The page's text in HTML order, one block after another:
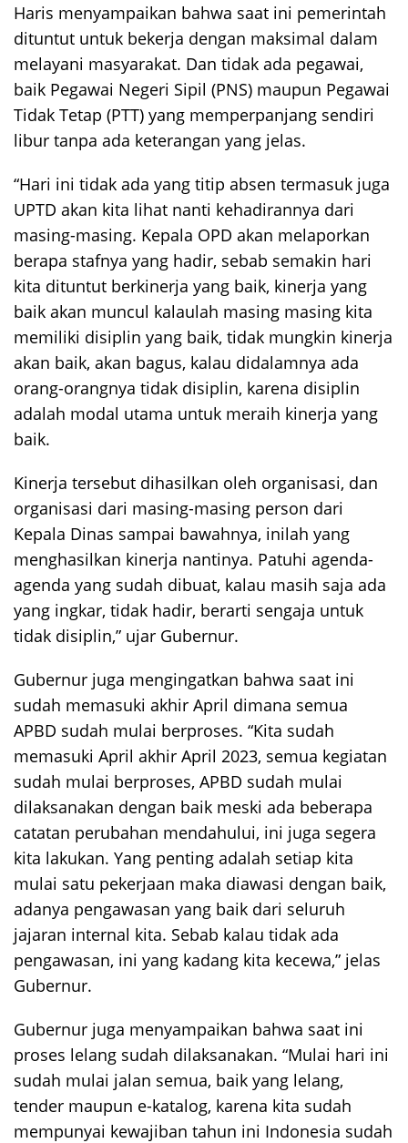
Haris menyampaikan bahwa saat ini pemerintah
dituntut untuk bekerja dengan maksimal dalam
melayani masyarakat. Dan tidak ada pegawai,
baik Pegawai Negeri Sipil (PNS) maupun Pegawai
Tidak Tetap (PTT) yang memperpanjang sendiri
libur tanpa ada keterangan yang jelas.
“Hari ini tidak ada yang titip absen termasuk juga
UPTD akan kita lihat nanti kehadirannya dari
masing-masing. Kepala OPD akan melaporkan
berapa stafnya yang hadir, sebab semakin hari
kita dituntut berkinerja yang baik, kinerja yang
baik akan muncul kalaulah masing masing kita
memiliki disiplin yang baik, tidak mungkin kinerja
akan baik, akan bagus, kalau didalamnya ada
orang-orangnya tidak disiplin, karena disiplin
adalah modal utama untuk meraih kinerja yang
baik.
Kinerja tersebut dihasilkan oleh organisasi, dan
organisasi dari masing-masing person dari
Kepala Dinas sampai bawahnya, inilah yang
menghasilkan kinerja nantinya. Patuhi agenda-
agenda yang sudah dibuat, kalau masih saja ada
yang ingkar, tidak hadir, berarti sengaja untuk
tidak disiplin,” ujar Gubernur.
Gubernur juga mengingatkan bahwa saat ini
sudah memasuki akhir April dimana semua
APBD sudah mulai berproses. “Kita sudah
memasuki April akhir April 2023, semua kegiatan
sudah mulai berproses, APBD sudah mulai
dilaksanakan dengan baik meski ada beberapa
catatan perubahan mendahului, ini juga segera
kita lakukan. Yang penting adalah setiap kita
mulai satu pekerjaan maka diawasi dengan baik,
adanya pengawasan yang baik dari seluruh
jajaran internal kita. Sebab kalau tidak ada
pengawasan, ini yang kadang kita kecewa,” jelas
Gubernur.
Gubernur juga menyampaikan bahwa saat ini
proses lelang sudah dilaksanakan. “Mulai hari ini
sudah mulai jalan semua, baik yang lelang,
tender maupun e-katalog, karena kita sudah
mempunyai kewajiban tahun ini Indonesia sudah